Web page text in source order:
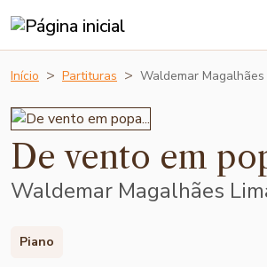
Início Partituras Waldemar
De vento em
Waldemar Magalhães
Piano